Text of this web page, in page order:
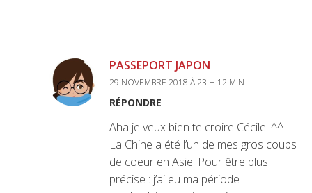
PASSEPORT JAPON
29 NOVEMBRE 2018 À 23 H 12 MIN
RÉPONDRE
Aha je veux bien te croire Cécile !^^
La Chine a été l’un de mes gros coups
de coeur en Asie. Pour être plus
précise : j’ai eu ma période